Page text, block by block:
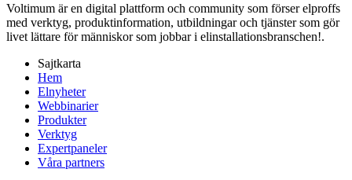
Voltimum är en digital plattform och community som förser elproffs
med verktyg, produktinformation, utbildningar och tjänster som gör
livet lättare för människor som jobbar i elinstallationsbranschen!.
Sajtkarta
Hem
Elnyheter
Webbinarier
Produkter
Verktyg
Expertpaneler
Våra partners